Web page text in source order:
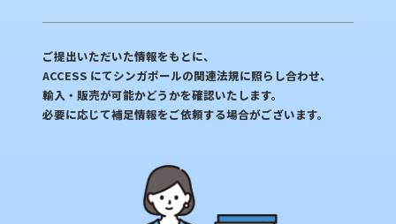
ご提出いただいた情報をもとに、
ACCESS にてシンガポールの関連法規に照らし合わせ、
輸入・販売が可能かどうかを確認いたします。
必要に応じて補足情報をご依頼する場合がございます。